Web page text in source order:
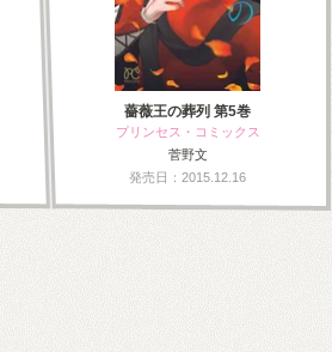
薔薇王の葬列 第5巻
プリンセス・コミックス
菅野文
発売日：2015.12.16